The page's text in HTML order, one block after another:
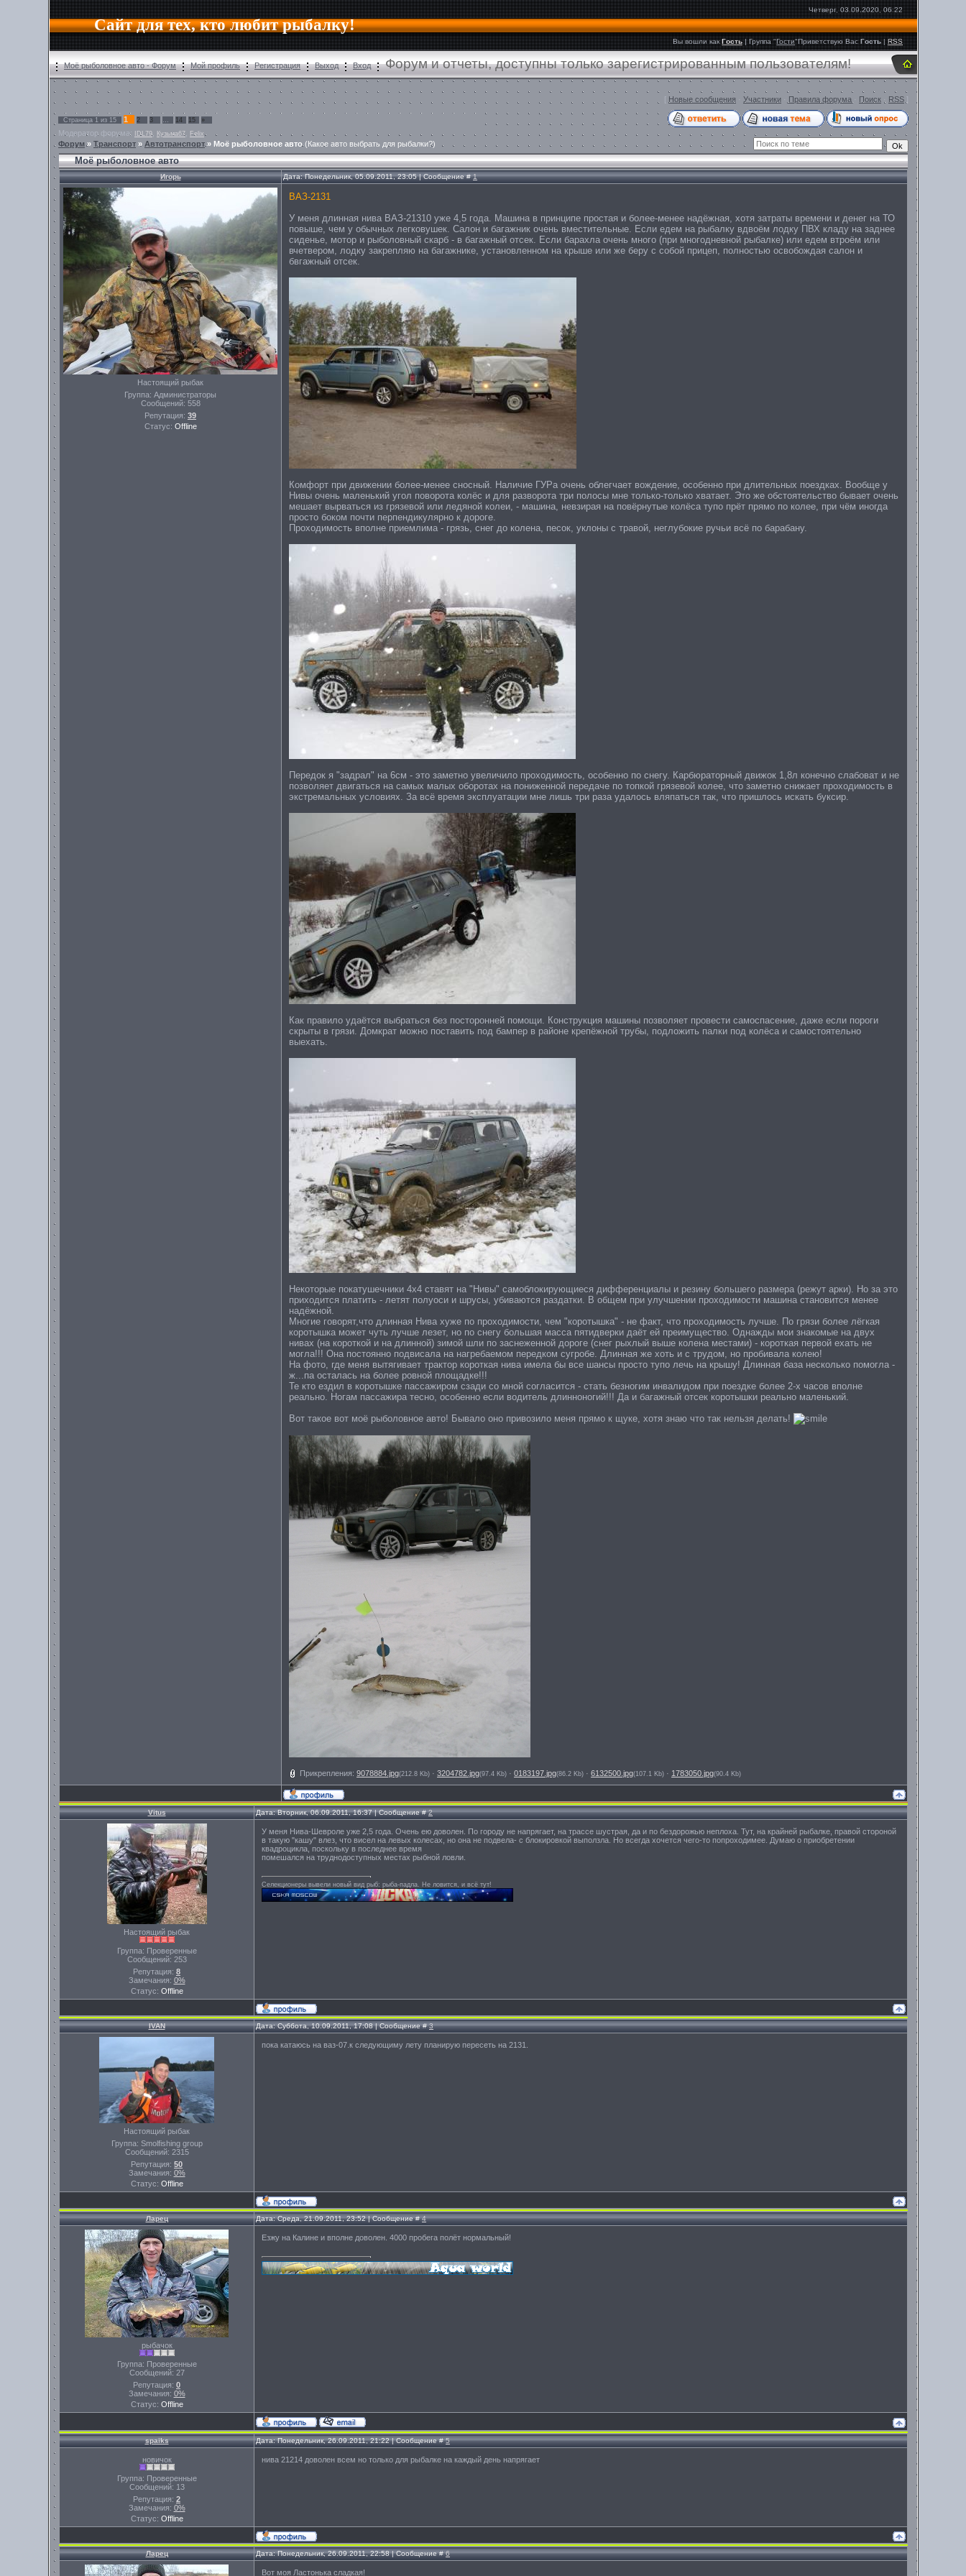
Сайт для тех, кто любит рыбалку!
Четверг, 03.09.2020, 06:22
Вы вошли как Гость|Группа"Гости"Приветствую Вас Гость |RSS
Моё рыболовное авто - Форум Мой профиль Регистрация Выход Вход Форум и отчеты, доступны только зарегистрированным пользователям!
[ Новые сообщения Участники Правила форума Поиск RSS ]
Страница 1 из 15 1 2 3 … 14 15 »
Модератор форума: IDL79 Кузьма67 Felix
Форум» Транспорт » Автотранспорт» Моё рыболовное авто (Какое авто выбрать для рыбалки?)
Моё рыболовное авто
Игорь Дата: Понедельник, 05.09.2011, 23:05 | Сообщение #1
Настоящий рыбак
Группа: Администраторы
Сообщений: 558
Репутация: 39
Статус: Offline
ВАЗ-2131
У меня длинная нива ВАЗ-21310 уже 4,5 года. Машина в принципе простая и более-менее надёжная, хотя затраты времени и денег на ТО
повыше, чем у обычных легковушек. Салон и багажник очень вместительные. Если едем на рыбалку вдвоём лодку ПВХ кладу на заднее
сиденье, мотор и рыболовный скарб - в багажный отсек. Если барахла очень много (при многодневной рыбалке) или едем втроём или
вчетвером, лодку закрепляю на багажнике, установленном на крыше или же беру с собой прицеп, полностью освобождая салон и
бвгажный отсек.
Комфорт при движении более-менее сносный. Наличие ГУРа очень облегчает вождение, особенно при длительных поездках. Вообще у
Нивы очень маленький угол поворота колёс и для разворота три полосы мне только-только хватает. Это же обстоятельство бывает очень
мешает вырваться из грязевой или ледяной колеи, - машина, невзирая на повёрнутые колёса тупо прёт прямо по колее, при чём иногда
просто боком почти перпендикулярно к дороге.
Проходимость вполне приемлима - грязь, снег до колена, песок, уклоны с травой, неглубокие ручьи всё по барабану.
Передок я "задрал" на 6см - это заметно увеличило проходимость, особенно по снегу. Карбюраторный движок 1,8л конечно слабоват и не
позволяет двигаться на самых малых оборотах на пониженной передаче по топкой грязевой колее, что заметно снижает проходимость в
экстремальных условиях. За всё время эксплуатации мне лишь три раза удалось вляпаться так, что пришлось искать буксир.
Как правило удаётся выбраться без посторонней помощи. Конструкция машины позволяет провести самоспасение, даже если пороги
скрыты в грязи. Домкрат можно поставить под бампер в районе крепёжной трубы, подложить палки под колёса и самостоятельно
выехать.
Некоторые покатушечники 4х4 ставят на "Нивы" самоблокирующиеся дифференциалы и резину большего размера (режут арки). Но за это
приходится платить - летят полуоси и шрусы, убиваются раздатки. В общем при улучшении проходимости машина становится менее
надёжной.
Многие говорят,что длинная Нива хуже по проходимости, чем "коротышка" - не факт, что проходимость лучше. По грязи более лёгкая
коротышка может чуть лучше лезет, но по снегу большая масса пятидверки даёт ей преимущество. Однажды мои знакомые на двух
нивах (на короткой и на длинной) зимой шли по заснеженной дороге (снег рыхлый выше колена местами) - короткая первой ехать не
могла!!! Она постоянно подвисала на нагребаемом передком сугробе. Длинная же хоть и с трудом, но пробивала колею!
На фото, где меня вытягивает трактор короткая нива имела бы все шансы просто тупо лечь на крышу! Длинная база несколько помогла -
ж...па осталась на более ровной площадке!!!
Те кто ездил в коротышке пассажиром сзади со мной согласится - стать безногим инвалидом при поездке более 2-х часов вполне
реально. Ногам пассажира тесно, особенно если водитель длинноногий!!! Да и багажный отсек коротышки реально маленький.
Вот такое вот моё рыболовное авто! Бывало оно привозило меня прямо к щуке, хотя знаю что так нельзя делать!
Прикрепления: 9078884.jpg(212.8 Kb) · 3204782.jpg(97.4 Kb) · 0183197.jpg(86.2 Kb) · 6132500.jpg(107.1 Kb) · 1783050.jpg(90.4 Kb)
Vitus Дата: Вторник, 06.09.2011, 16:37 | Сообщение #2
Настоящий рыбак
Группа: Проверенные
Сообщений: 253
Репутация: 8
Замечания: 0%
Статус: Offline
У меня Нива-Шевроле уже 2,5 года. Очень ею доволен. По городу не напрягает, на трассе шустрая, да и по бездорожью неплоха. Тут, на крайней рыбалке, правой стороной
в такую "кашу" влез, что висел на левых колесах, но она не подвела- с блокировкой выползла. Но всегда хочется чего-то попроходимее. Думаю о приобретении
квадроцикла, поскольку в последнее время
помешался на труднодоступных местах рыбной ловли.
Селекционеры вывели новый вид рыб: рыба-падла. Не ловится, и всё тут!
IVAN Дата: Суббота, 10.09.2011, 17:08 | Сообщение #3
Настоящий рыбак
Группа: Smolfishing group
Сообщений: 2315
Репутация: 50
Замечания: 0%
Статус: Offline
пока катаюсь на ваз-07.к следующиму лету планирую пересеть на 2131.
Ларец Дата: Среда, 21.09.2011, 23:52 | Сообщение #4
рыбачок
Группа: Проверенные
Сообщений: 27
Репутация: 0
Замечания: 0%
Статус: Offline
Езжу на Калине и вполне доволен. 4000 пробега полёт нормальный!
spaiks Дата: Понедельник, 26.09.2011, 21:22 | Сообщение #5
новичок
Группа: Проверенные
Сообщений: 13
Репутация: 2
Замечания: 0%
Статус: Offline
нива 21214 доволен всем но только для рыбалке на каждый день напрягает
Ларец Дата: Понедельник, 26.09.2011, 22:58 | Сообщение #6
Вот моя Ластонька сладкая!